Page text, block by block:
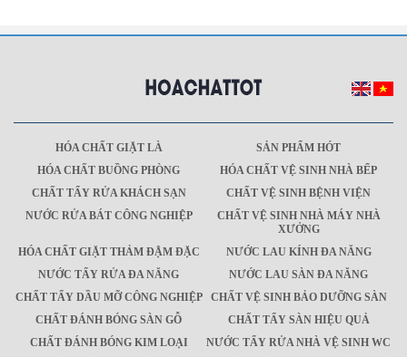
HÓA CHẤT GIẶT LÀ
SẢN PHẨM HÓT
HÓA CHẤT BUỒNG PHÒNG
HÓA CHẤT VỆ SINH NHÀ BẾP
CHẤT TẨY RỬA KHÁCH SẠN
CHẤT VỆ SINH BỆNH VIỆN
NƯỚC RỬA BÁT CÔNG NGHIỆP
CHẤT VỆ SINH NHÀ MÁY NHÀ
XƯỞNG
HÓA CHẤT GIẶT THẢM ĐẬM ĐẶC
NƯỚC LAU KÍNH ĐA NĂNG
NƯỚC TẨY RỬA ĐA NĂNG
NƯỚC LAU SÀN ĐA NĂNG
CHẤT TẨY DẦU MỠ CÔNG NGHIỆP
CHẤT VỆ SINH BẢO DƯỠNG SÀN
CHẤT ĐÁNH BÓNG SÀN GỖ
CHẤT TẨY SÀN HIỆU QUẢ
CHẤT ĐÁNH BÓNG KIM LOẠI
NƯỚC TẨY RỬA NHÀ VỆ SINH WC